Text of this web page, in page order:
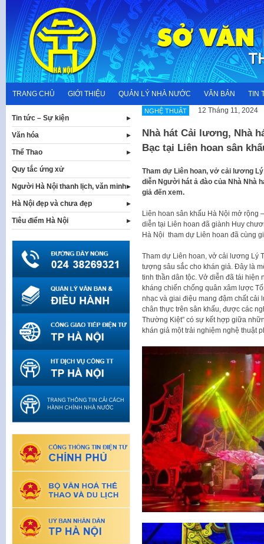
content
TRANG CHỦ GIỚI THIỆU QUẢN LÝ NHÀ NƯỚC VĂN BẢN TIN
NGHỆ THUẬT 12 Tháng 11, 2024
Nhà hát Cải lương, Nhà
Bạc tại Liên hoan sân
Tham dự Liên hoan, vở cải lương
diễn Người hát ả đào của Nhà Nhà
giả đến xem.
Liên hoan sân khấu Hà Nội mở rộng
diễn tại Liên hoan đã giành Huy
Hà Nội tham dự Liên hoan đã cùng
Tham dự Liên hoan, vở cải lương Lý
tượng sâu sắc cho khán giả. Đây là
tinh thần dân tộc. Vở diễn đã tái hiện
kháng chiến chống quân xâm lược
nhạc và giai điệu mang đậm chất
chân thực trên sân khấu, được các
Thường Kiệt” có sự kết hợp giữa
khán giả một trải nghiệm nghệ thuật
Tin tức – Sự kiện
Văn hóa
Thể Thao
Quy tắc ứng xử
Người Hà Nội thanh lịch, văn minh
Hà Nội đẹp và chưa đẹp
Tiêu điểm Hà Nội